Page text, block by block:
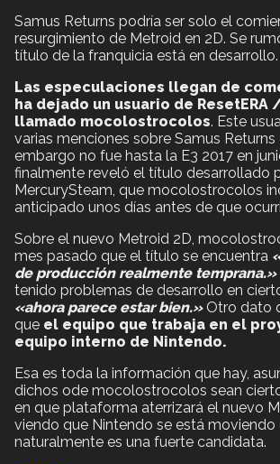
Samus Returns podría ser solo el
resurgimiento de Metroid en 2D. Se
título de la franquicia está en desarrollo.
Las especulaciones llegan de
ha dejado un usuario de ResetERA
llamado mocolostrocolos. Este
varias menciones sobre Samus Returns
embargo no fue hasta la E3 2017 en
finalmente reveló el título desarrollado
MercurySteam, que mocolostrocolos
anticipado unos días antes de que
Sobre el nuevo Metroid 2D,
mes pasado que el título se encuentra
de producción realmente temprana.»
tenido problemas de desarrollo en
«ahora parece estar bien.» Otro dato
que el equipo que trabaja en el
equipo interno de Nintendo.
Esa es toda la información que hay,
dichos ode mocolostrocolos sean
en que plataforma aterrizará el nuevo
viendo que Nintendo se está moviendo
naturalmente es una fuerte candidata.